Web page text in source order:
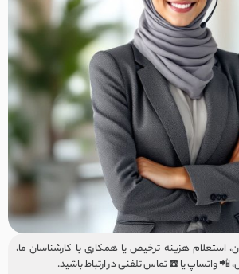
استعلام هزینه ترخیص یا همکاری با کارشناسان ما،
📲 واتساپ یا ☎️ تماس تلفنی در ارتباط باشید.